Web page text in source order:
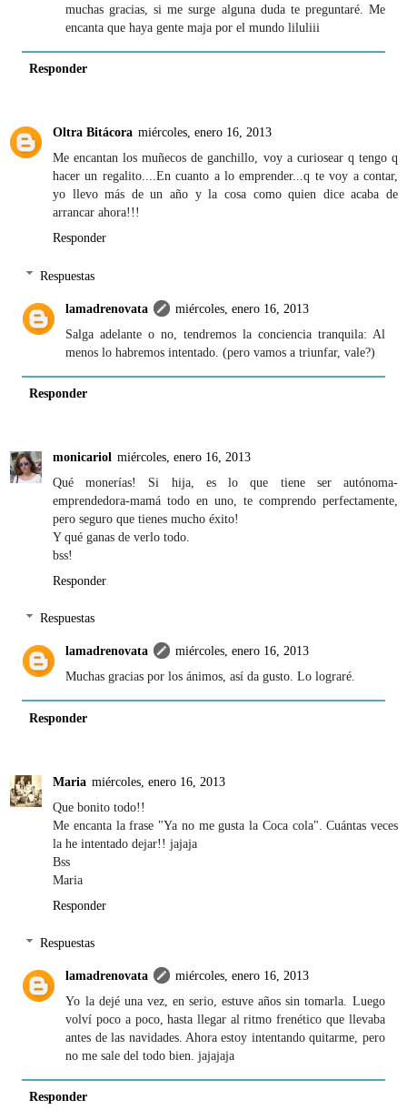
muchas gracias, si me surge alguna duda te preguntaré. Me
encanta que haya gente maja por el mundo liluliii
Responder
Oltra Bitácora miércoles, enero 16, 2013
Me encantan los muñecos de ganchillo, voy a curiosear q tengo q
hacer un regalito....En cuanto a lo emprender...q te voy a contar,
yo llevo más de un año y la cosa como quien dice acaba de
arrancar ahora!!!
Responder
Respuestas
lamadrenovata
miércoles, enero 16, 2013
Salga adelante o no, tendremos la conciencia tranquila: Al
menos lo habremos intentado. (pero vamos a triunfar, vale?)
Responder
monicariol miércoles, enero 16, 2013
Qué monerías! Si hija, es lo que tiene ser autónoma-
emprendedora-mamá todo en uno, te comprendo perfectamente,
pero seguro que tienes mucho éxito!
Y qué ganas de verlo todo.
bss!
Responder
Respuestas
lamadrenovata
miércoles, enero 16, 2013
Muchas gracias por los ánimos, así da gusto. Lo lograré.
Responder
Maria miércoles, enero 16, 2013
Que bonito todo!!
Me encanta la frase "Ya no me gusta la Coca cola". Cuántas veces
la he intentado dejar!! jajaja
Bss
Maria
Responder
Respuestas
lamadrenovata
miércoles, enero 16, 2013
Yo la dejé una vez, en serio, estuve años sin tomarla. Luego
volví poco a poco, hasta llegar al ritmo frenético que llevaba
antes de las navidades. Ahora estoy intentando quitarme, pero
no me sale del todo bien. jajajaja
Responder